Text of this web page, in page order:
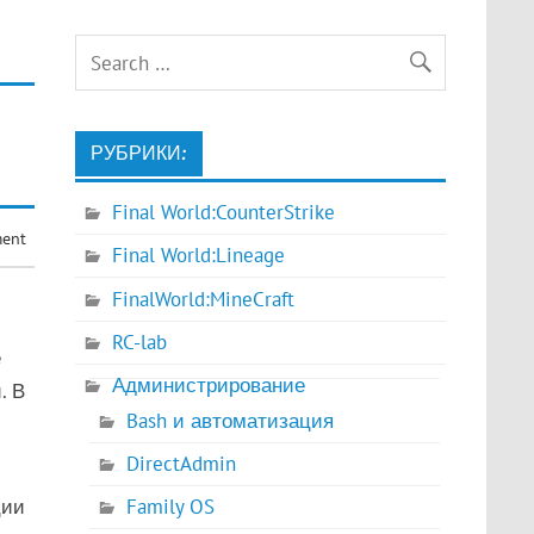
В
РУБРИКИ:
Final World:CounterStrike
Final World:Lineage
FinalWorld:MineCraft
RC-lab
Администрирование
Bash и автоматизация
DirectAdmin
Family OS